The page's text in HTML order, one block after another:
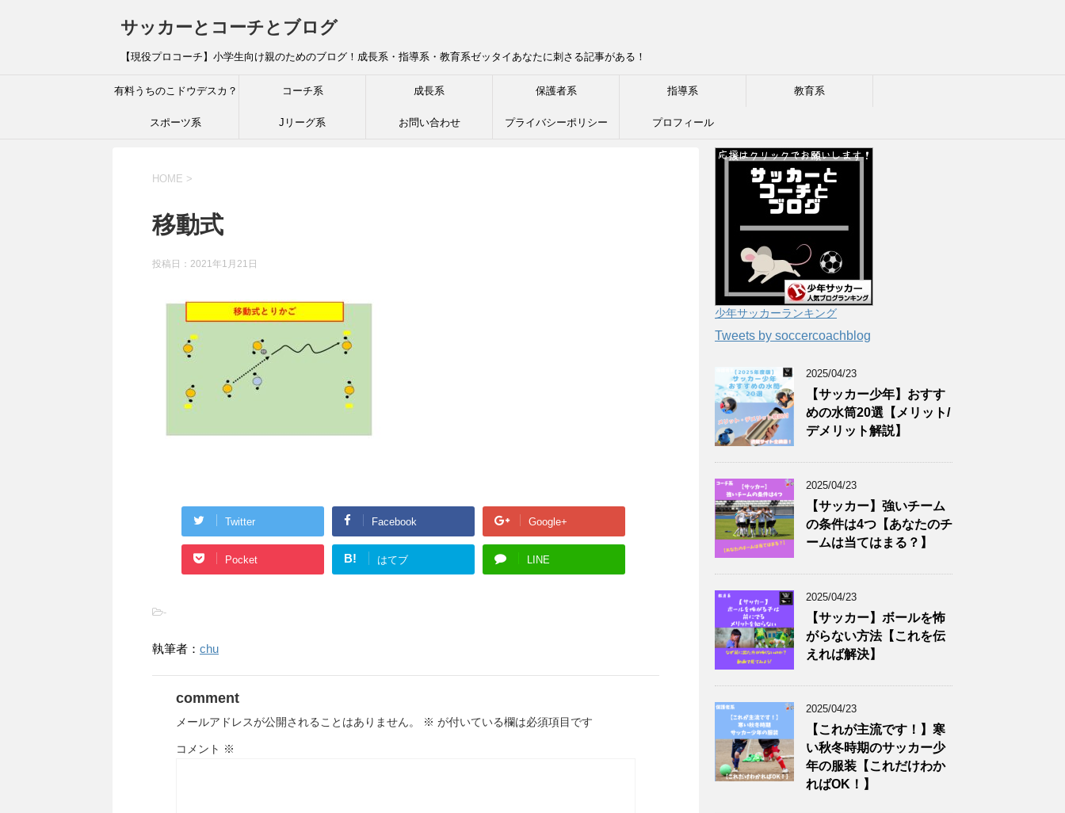
サッカーとコーチとブログ
【現役プロコーチ】小学生向け親のためのブログ！成長系・指導系・教育系ゼッタイあなたに刺さる記事がある！
有料うちのこドウデスカ？ コーチ系 成長系 保護者系 指導系 教育系
スポーツ系 Jリーグ系 お問い合わせ プライバシーポリシー プロフィール
HOME >
移動式
投稿日： 2021年1月21日
Twitter Facebook Google+
Pocket B! はてブ LINE
-
執筆者： chu
comment
メールアドレスが公開されることはありません。 ※ が付いている欄は必須項目です
コメント ※
少年サッカーランキング
Tweets by soccercoachblog
2025/04/23
【サッカー少年】おすす
めの水筒20選【メリット/
デメリット解説】
2025/04/23
【サッカー】強いチーム
の条件は4つ【あなたのチ
ームは当てはまる？】
2025/04/23
【サッカー】ボールを怖
がらない方法【これを伝
えれば解決】
2025/04/23
【これが主流です！】寒
い秋冬時期のサッカー少
年の服装【これだけわか
ればOK！】